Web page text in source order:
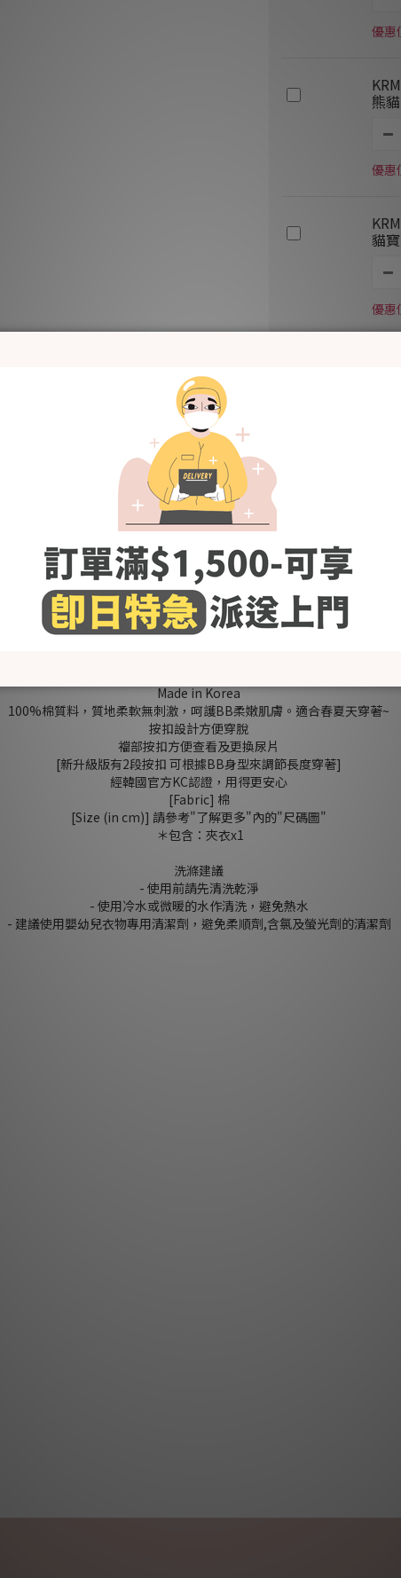
優惠
熊
優惠
貓
優惠
Made in Korea
100%棉質料，質地柔軟無刺激，呵護BB柔嫩肌膚。適合春夏天穿著~
按扣設計方便穿脫
襠部按扣方便查看及更換尿片
[新升級版有2段按扣 可根據BB身型來調節長度穿著]
經韓國官方KC認證，用得更安心
[Fabric] 棉
[Size (in cm)] 請參考"了解更多"內的"尺碼圖"
＊包含：夾衣x1
洗滌建議
- 使用前請先清洗乾淨
- 使用冷水或微暖的水作清洗，避免熱水
- 建議使用嬰幼兒衣物專用清潔劑，避免柔順劑,含氯及螢光劑的清潔劑